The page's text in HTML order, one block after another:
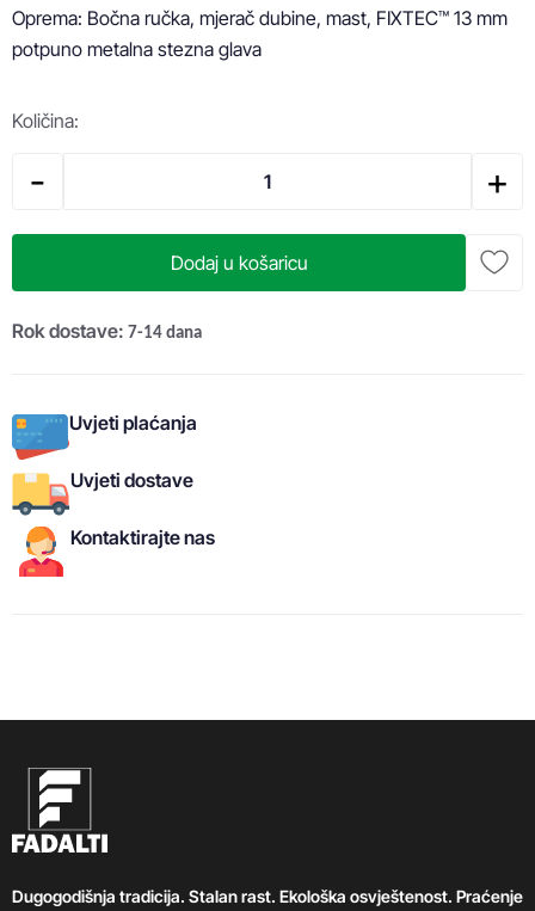
Oprema: Bočna ručka, mjerač dubine, mast, FIXTEC™ 13 mm
potpuno metalna stezna glava
Količina:
- +
Dodaj u košaricu
Rok dostave: 7-14 dana
Uvjeti plaćanja
Uvjeti dostave
Kontaktirajte nas
Dugogodišnja tradicija. Stalan rast. Ekološka osvještenost. Praćenje